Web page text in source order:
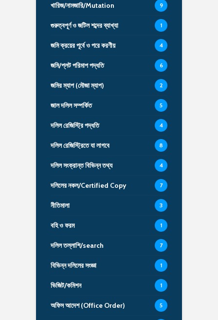
খারিজ/নামজারি/Mutation 9
গুরুত্বপূর্ণ ও জটিল শব্দের ব্যাখ্যা 1
জমি ক্রয়ের পূর্বে ও পরে করণীয় 4
জমি/প্লট পরিমাপ পদ্ধতি 6
জমির ম্যাপ (মৌজা ম্যাপ) 2
জাল দলিল সম্পর্কিত 5
দলিল রেজিস্ট্রি পদ্ধতি 4
দলিল রেজিস্ট্রিতে যা লাগবে 8
দলিল সংক্রান্ত বিভিন্ন তথ্য 4
দলিলের নকল/Certified Copy 7
নীতিমালা 3
বহি ও ফরম 1
দলিল তল্লাশি/search 7
বিভিন্ন দলিলের সংজ্ঞা 1
ভিজিট/কমিশন 1
অফিস আদেশ (Office Order) 5